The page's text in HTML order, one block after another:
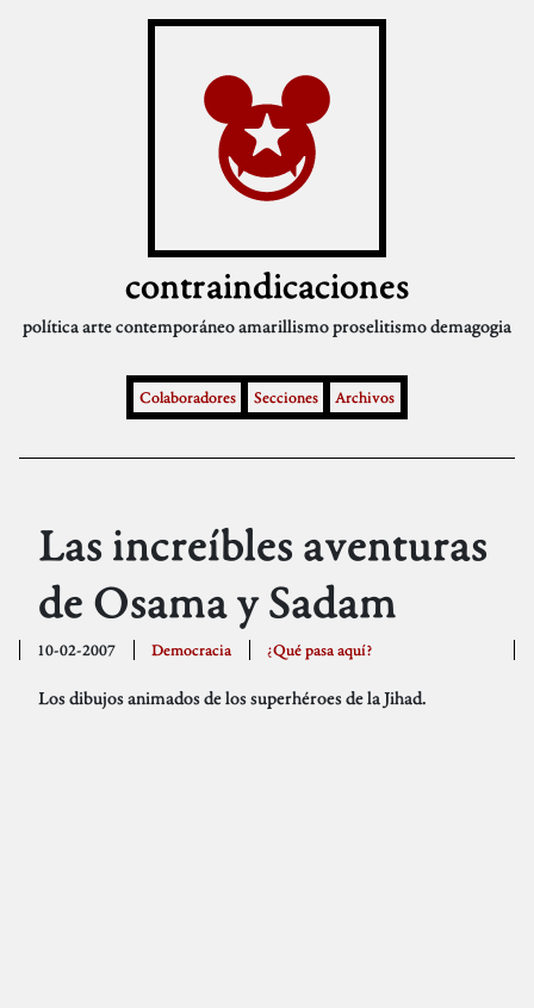
contraindicaciones
políticaarte contemporáneoamarillismoproselitismodemagogia
Colaboradores Secciones Archivos
Las increíbles aventuras
de Osama y Sadam
10-02-2007 Democracia ¿Qué pasa aquí?
Los dibujos animados de los superhéroes de la Jihad.